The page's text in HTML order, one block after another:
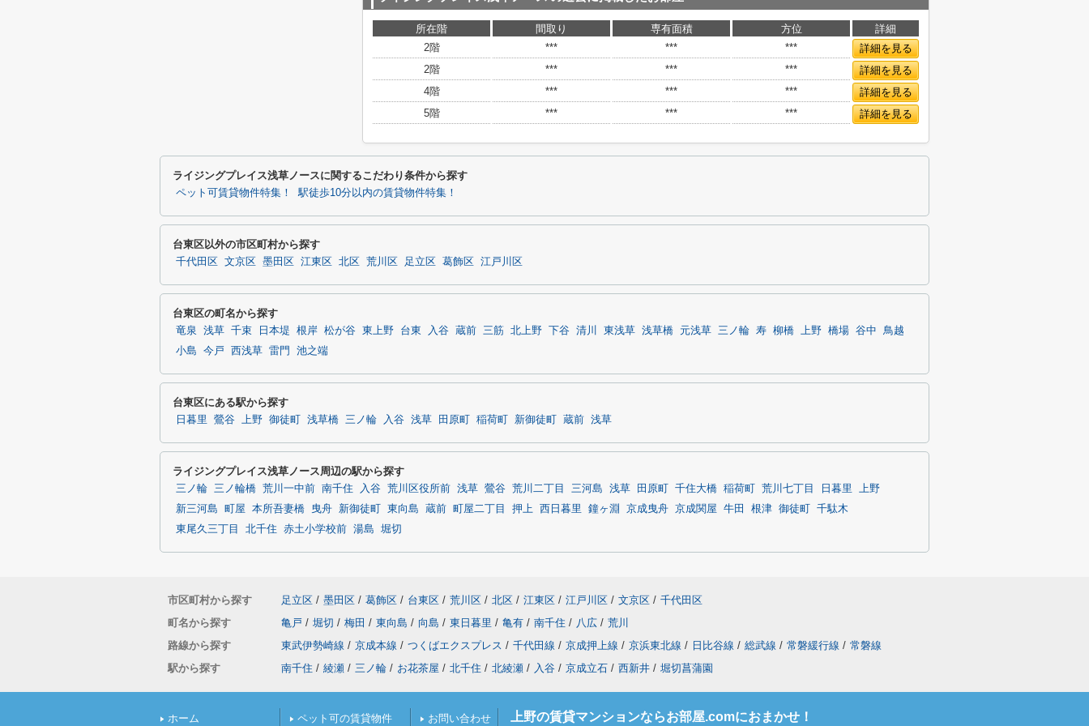
所在階 間取り 専有面積 方位
詳細
2階
*** *** ***
詳細を見る
2階
*** *** ***
詳細を見る
4階
*** *** ***
詳細を見る
5階
*** *** *** 詳細を見る
ライジングプレイス浅草ノースに関するこだわり条件から探す
ペット可賃貸物件特集！ 駅徒歩10分以内の賃貸物件特集！
台東区以外の市区町村から探す
千代田区 文京区 墨田区 江東区 北区 荒川区 足立区 葛飾区 江戸川区
台東区の町名から探す
竜泉 浅草 千束 日本堤 根岸 松が谷 東上野 台東 入谷 蔵前 三筋 北上野 下谷 清川 東浅草 浅草橋 元浅草 三ノ輪 寿 柳橋 上野 橋場 谷中
鳥越
小島
今戸 西浅草 雷門 池之端
台東区にある駅から探す
日暮里 鶯谷 上野 御徒町 浅草橋 三ノ輪 入谷 浅草 田原町 稲荷町 新御徒町 蔵前 浅草
ライジングプレイス浅草ノース周辺の駅から探す
三ノ輪 三ノ輪橋 荒川一中前 南千住 入谷 荒川区役所前 浅草 鶯谷 荒川二丁目 三河島 浅草 田原町 千住大橋 稲荷町 荒川七丁目 日暮里
上野
新三河島
町屋 本所吾妻橋 曳舟 新御徒町 東向島 蔵前 町屋二丁目 押上 西日暮里 鐘ヶ淵 京成曳舟 京成関屋 牛田 根津 御徒町
千駄木
東尾久三丁目
北千住 赤土小学校前 湯島 堀切
市区町村から探す 足立区 / 墨田区 / 葛飾区 / 台東区 / 荒川区 / 北区 / 江東区 / 江戸川区 / 文京区 / 千代田区
町名から探す
亀戸 / 堀切 / 梅田 / 東向島 / 向島 / 東日暮里 / 亀有 / 南千住 / 八広 / 荒川
路線から探す
東武伊勢崎線 / 京成本線 / つくばエクスプレス / 千代田線 / 京成押上線 / 京浜東北線 / 日比谷線 / 総武線 / 常磐緩行線 / 常磐線
駅から探す
南千住 / 綾瀬 / 三ノ輪 / お花茶屋 / 北千住 / 北綾瀬 / 入谷 / 京成立石 / 西新井 / 堀切菖蒲園
ホーム ペット可の賃貸物件 お問い合わせ 上野の賃貸マンションならお部屋.comにおまかせ！